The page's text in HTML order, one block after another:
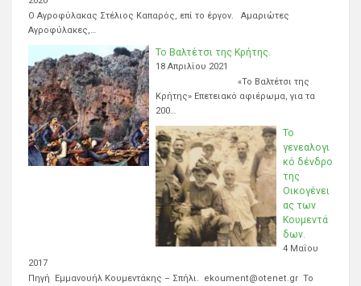
Ο Αγροφύλακας Στέλιος Καπαρός, επί το έργον. Αμαριώτες
Αγροφύλακες,…
Το Βαλτέτσι της Κρήτης.
18 Απριλίου 2021
«Το Βαλτέτσι της
Κρήτης» Επετειακό αφιέρωμα, για τα
200…
Το
γενεαλογι
κό δένδρο
της
Οικογένει
ας των
Κουμεντά
δων.
4 Μαΐου
2017
Πηγή Εμμανουήλ Κουμεντάκης – Σπήλι. ekoument@otenet.gr Το